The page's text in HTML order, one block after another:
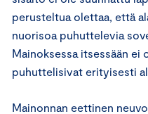
perusteltua olettaa, että
nuorisoa puhuttelevia
Mainoksessa itsessään ei
puhuttelisivat erityisesti
Mainonnan eettinen